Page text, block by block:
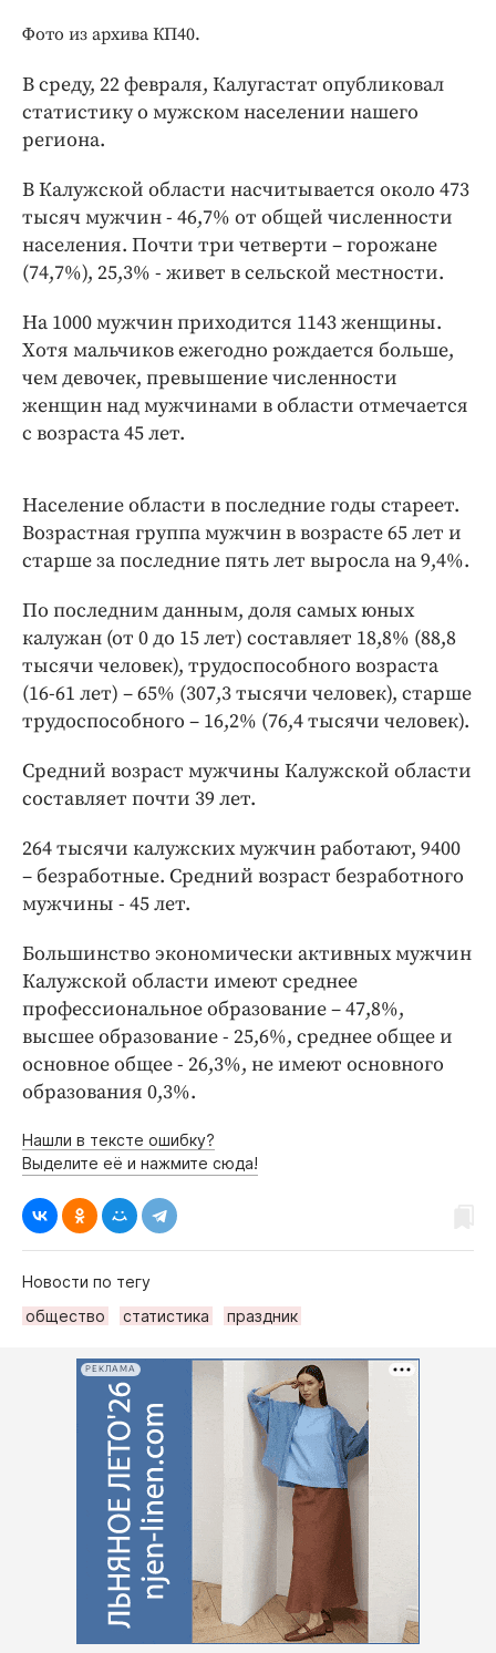
ПРОЕКТЫ
Издания
Медиаперсона
Клиника года
Бренд года
Работодатель года
Фото из архива КП40.
В среду, 22 февраля, Калугастат опубликовал
статистику о мужском населении нашего
региона.
В Калужской области насчитывается около 473
тысяч мужчин - 46,7% от общей численности
населения. Почти три четверти – горожане
(74,7%), 25,3% - живет в сельской местности.
На 1000 мужчин приходится 1143 женщины.
Хотя мальчиков ежегодно рождается больше,
чем девочек, превышение численности
женщин над мужчинами в области отмечается
с возраста 45 лет.
Население области в последние годы стареет.
Возрастная группа мужчин в возрасте 65 лет и
старше за последние пять лет выросла на 9,4%.
По последним данным, доля самых юных
калужан (от 0 до 15 лет) составляет 18,8% (88,8
тысячи человек), трудоспособного возраста
(16-61 лет) – 65% (307,3 тысячи человек), старше
трудоспособного – 16,2% (76,4 тысячи человек).
Средний возраст мужчины Калужской области
составляет почти 39 лет.
264 тысячи калужских мужчин работают, 9400
– безработные. Средний возраст безработного
мужчины - 45 лет.
Большинство экономически активных мужчин
Калужской области имеют среднее
профессиональное образование – 47,8%,
высшее образование - 25,6%, среднее общее и
основное общее - 26,3%, не имеют основного
образования 0,3%.
Нашли в тексте ошибку?
Выделите её и нажмите сюда!
Новости по тегу
общество
статистика праздник
РЕКЛАМА